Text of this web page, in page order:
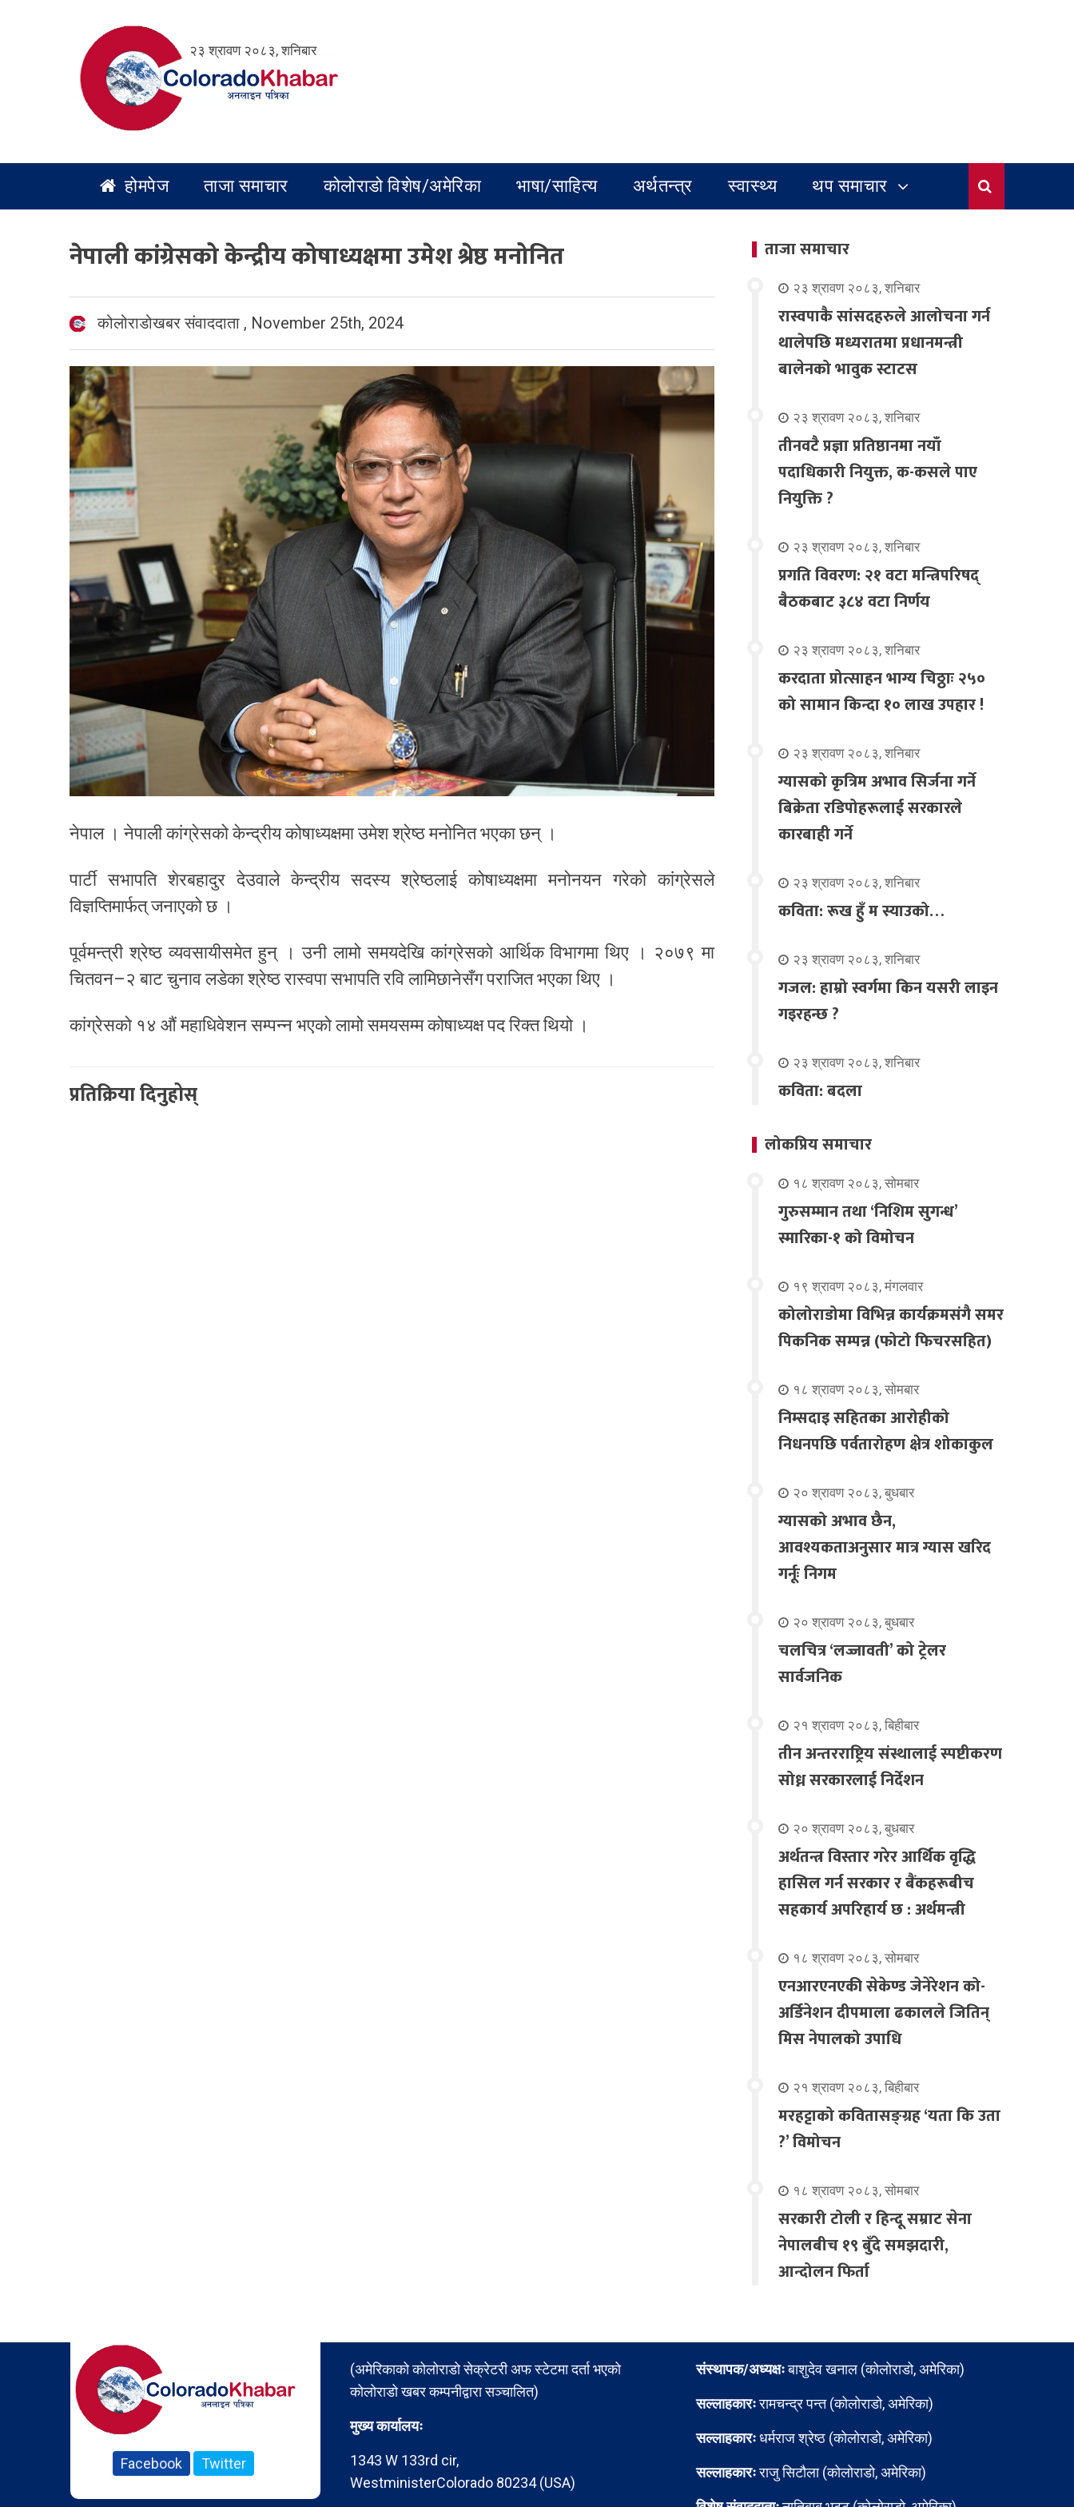
२३ श्रावण २०८३, शनिबार
होमपेज ताजा समाचार कोलोराडो विशेष/अमेरिका भाषा/साहित्य अर्थतन्त्र स्वास्थ्य थप समाचार
नेपाली कांग्रेसको केन्द्रीय कोषाध्यक्षमा उमेश श्रेष्ठ मनोनित
कोलोराडोखबर संवाददाता , November 25th, 2024
नेपाल । नेपाली कांग्रेसको केन्द्रीय कोषाध्यक्षमा उमेश श्रेष्ठ मनोनित भएका छन् ।
पार्टी सभापति शेरबहादुर देउवाले केन्द्रीय सदस्य श्रेष्ठलाई कोषाध्यक्षमा मनोनयन गरेको कांग्रेसले
विज्ञप्तिमार्फत् जनाएको छ ।
पूर्वमन्त्री श्रेष्ठ व्यवसायीसमेत हुन् । उनी लामो समयदेखि कांग्रेसको आर्थिक विभागमा थिए । २०७९ मा
चितवन–२ बाट चुनाव लडेका श्रेष्ठ रास्वपा सभापति रवि लामिछानेसँग पराजित भएका थिए ।
कांग्रेसको १४ औं महाधिवेशन सम्पन्न भएको लामो समयसम्म कोषाध्यक्ष पद रिक्त थियो ।
प्रतिक्रिया दिनुहोस्
ताजा समाचार
२३ श्रावण २०८३, शनिबार
रास्वपाकै सांसदहरुले आलोचना गर्न
थालेपछि मध्यरातमा प्रधानमन्त्री
बालेनको भावुक स्टाटस
२३ श्रावण २०८३, शनिबार
तीनवटै प्रज्ञा प्रतिष्ठानमा नयाँ
पदाधिकारी नियुक्त, क-कसले पाए
नियुक्ति ?
२३ श्रावण २०८३, शनिबार
प्रगति विवरण: २१ वटा मन्त्रिपरिषद्
बैठकबाट ३८४ वटा निर्णय
२३ श्रावण २०८३, शनिबार
करदाता प्रोत्साहन भाग्य चिठ्ठाः २५०
को सामान किन्दा १० लाख उपहार !
२३ श्रावण २०८३, शनिबार
ग्यासको कृत्रिम अभाव सिर्जना गर्ने
बिक्रेता रडिपोहरूलाई सरकारले
कारबाही गर्ने
२३ श्रावण २०८३, शनिबार
कविता: रूख हुँ म स्याउको…
२३ श्रावण २०८३, शनिबार
गजल: हाम्रो स्वर्गमा किन यसरी लाइन
गइरहन्छ ?
२३ श्रावण २०८३, शनिबार
कविता: बदला
लोकप्रिय समाचार
१८ श्रावण २०८३, सोमबार
गुरुसम्मान तथा ‘निशिम सुगन्ध’
स्मारिका-१ को विमोचन
१९ श्रावण २०८३, मंगलवार
कोलोराडोमा विभिन्न कार्यक्रमसंगै समर
पिकनिक सम्पन्न (फोटो फिचरसहित)
१८ श्रावण २०८३, सोमबार
निम्सदाइ सहितका आरोहीको
निधनपछि पर्वतारोहण क्षेत्र शोकाकुल
२० श्रावण २०८३, बुधबार
ग्यासको अभाव छैन,
आवश्यकताअनुसार मात्र ग्यास खरिद
गर्नूः निगम
२० श्रावण २०८३, बुधबार
चलचित्र ‘लज्जावती’ को ट्रेलर
सार्वजनिक
२१ श्रावण २०८३, बिहीबार
तीन अन्तरराष्ट्रिय संस्थालाई स्पष्टीकरण
सोध्न सरकारलाई निर्देशन
२० श्रावण २०८३, बुधबार
अर्थतन्त्र विस्तार गरेर आर्थिक वृद्धि
हासिल गर्न सरकार र बैंकहरूबीच
सहकार्य अपरिहार्य छ : अर्थमन्त्री
१८ श्रावण २०८३, सोमबार
एनआरएनएकी सेकेण्ड जेनेरेशन को-
अर्डिनेशन दीपमाला ढकालले जितिन्
मिस नेपालको उपाधि
२१ श्रावण २०८३, बिहीबार
मरहट्टाको कवितासङ्ग्रह ‘यता कि उता
?’ विमोचन
१८ श्रावण २०८३, सोमबार
सरकारी टोली र हिन्दू सम्राट सेना
नेपालबीच १९ बुँदे समझदारी,
आन्दोलन फिर्ता
Facebook Twitter
(अमेरिकाको कोलोराडो सेक्रेटरी अफ स्टेटमा दर्ता भएको
कोलोराडो खबर कम्पनीद्वारा सञ्चालित)
मुख्य कार्यालयः
1343 W 133rd cir,
WestministerColorado 80234 (USA)
संस्थापक/अध्यक्षःबाशुदेव खनाल (कोलोराडो, अमेरिका)
सल्लाहकारःरामचन्द्र पन्त (कोलोराडो, अमेरिका)
सल्लाहकारःधर्मराज श्रेष्ठ (कोलोराडो, अमेरिका)
सल्लाहकारःराजु सिटौला (कोलोराडो, अमेरिका)